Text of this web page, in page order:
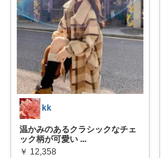
kk
温かみのあるクラシックなチェ
ック柄が可愛い ...
￥ 12,358